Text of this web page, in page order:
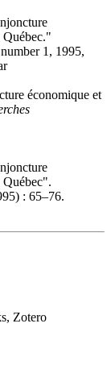
Québec."
1, 1995,
économique et
Québec".
: 65–76.
Zotero